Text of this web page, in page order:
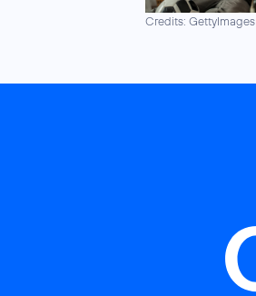
Credits: GettyImages